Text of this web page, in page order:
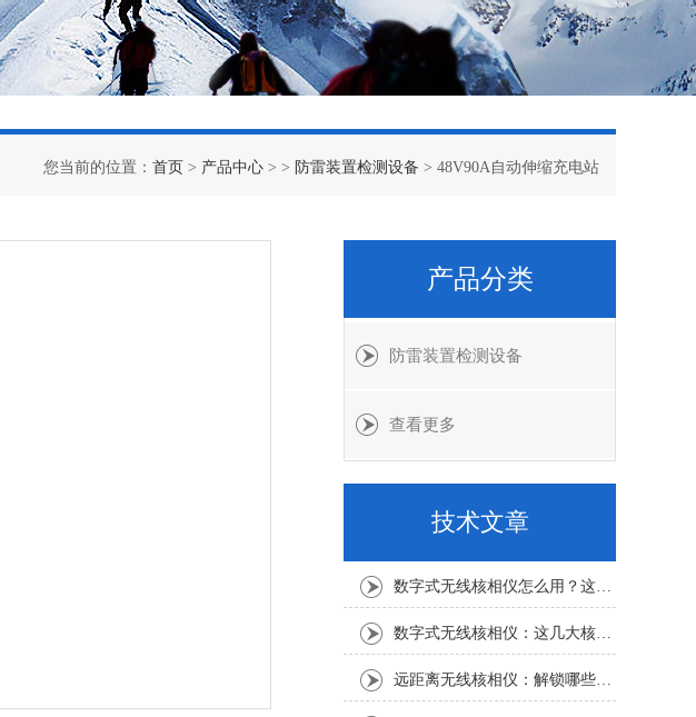
您当前的位置： 首页 > 产品中心 > > 防雷装置检测设备 > 48V90A自动伸缩充电站
产品分类
防雷装置检测设备
查看更多
技术文章
数字式无线核相仪怎么用？这份实操指南，新手也能轻松上手
数字式无线核相仪：这几大核心特点，让核相作业效率直接“提速”
远距离无线核相仪：解锁哪些“看不见”的电力适配场景？